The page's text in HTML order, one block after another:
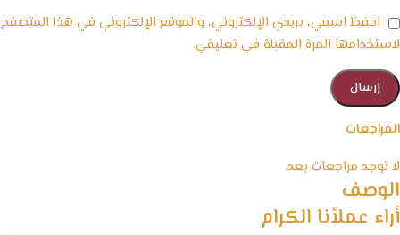
المراجعات
لا توجد مراجعات بعد.
احفظ اسمي، بريدي الإلكتروني، والموقع الإلكتروني في هذا المتصفح
لاستخدامها المرة المقبلة في تعليقي.
الوصف
أراء عملأنا الكرام